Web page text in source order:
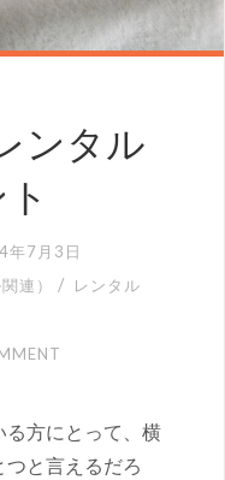
ンタル
年7月3日
連）
/ レンタル
方にとって、横
と言えるだろ